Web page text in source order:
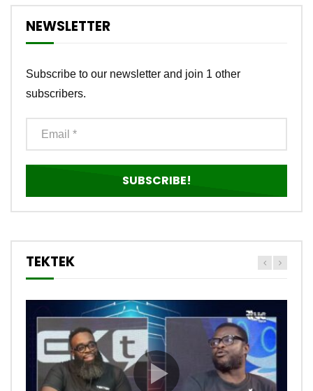
NEWSLETTER
Subscribe to our newsletter and join 1 other
subscribers.
TEKTEK